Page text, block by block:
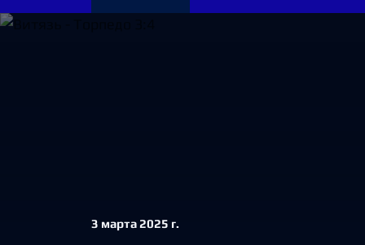
Лада
3 марта 2025 г.